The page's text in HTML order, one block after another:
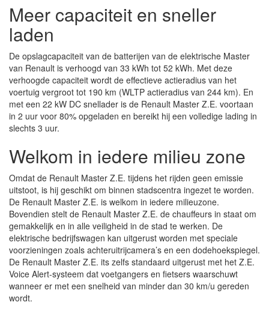
Meer capaciteit en sneller
laden
De opslagcapaciteit van de batterijen van de elektrische Master
van Renault is verhoogd van 33 kWh tot 52 kWh. Met deze
verhoogde capaciteit wordt de effectieve actieradius van het
voertuig vergroot tot 190 km (WLTP actieradius van 244 km). En
met een 22 kW DC snellader is de Renault Master Z.E. voortaan
in 2 uur voor 80% opgeladen en bereikt hij een volledige lading in
slechts 3 uur.
Welkom in iedere milieu zone
Omdat de Renault Master Z.E. tijdens het rijden geen emissie
uitstoot, is hij geschikt om binnen stadscentra ingezet te worden.
De Renault Master Z.E. is welkom in iedere milieuzone.
Bovendien stelt de Renault Master Z.E. de chauffeurs in staat om
gemakkelijk en in alle veiligheid in de stad te werken. De
elektrische bedrijfswagen kan uitgerust worden met speciale
voorzieningen zoals achteruitrijcamera’s en een dodehoekspiegel.
De Renault Master Z.E. its zelfs standaard uitgerust met het Z.E.
Voice Alert-systeem dat voetgangers en fietsers waarschuwt
wanneer er met een snelheid van minder dan 30 km/u gereden
wordt.